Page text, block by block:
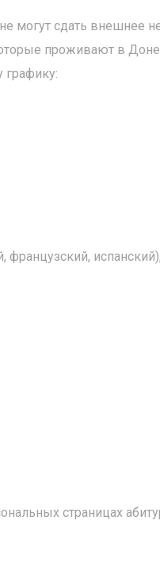
могут сдать внешнее
проживают в
графику:
испанский),
страницах